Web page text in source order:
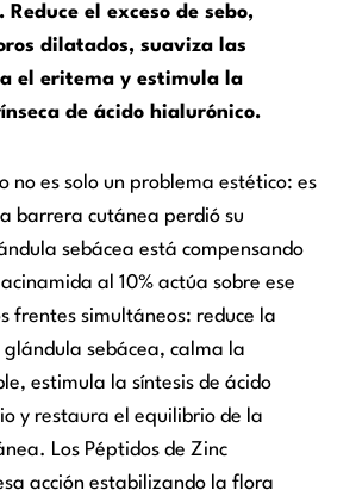
Reduce el exceso de sebo,
dilatados, suaviza las
el eritema y estimula la
de ácido hialurónico.
no es solo un problema estético: es
barrera cutánea perdió su
sebácea está compensando
al 10% actúa sobre ese
frentes simultáneos: reduce la
sebácea, calma la
estimula la síntesis de ácido
y restaura el equilibrio de la
Los Péptidos de Zinc
acción estabilizando la flora